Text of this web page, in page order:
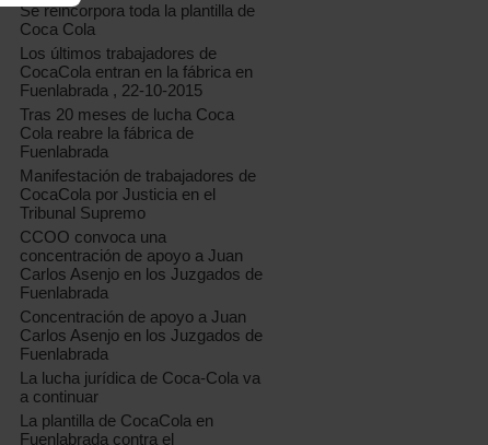
Se reincorpora toda la plantilla de
Coca Cola
Los últimos trabajadores de
CocaCola entran en la fábrica en
Fuenlabrada , 22-10-2015
Tras 20 meses de lucha Coca
Cola reabre la fábrica de
Fuenlabrada
Manifestación de trabajadores de
CocaCola por Justicia en el
Tribunal Supremo
CCOO convoca una
concentración de apoyo a Juan
Carlos Asenjo en los Juzgados de
Fuenlabrada
Concentración de apoyo a Juan
Carlos Asenjo en los Juzgados de
Fuenlabrada
La lucha jurídica de Coca-Cola va
a continuar
La plantilla de CocaCola en
Fuenlabrada contra el